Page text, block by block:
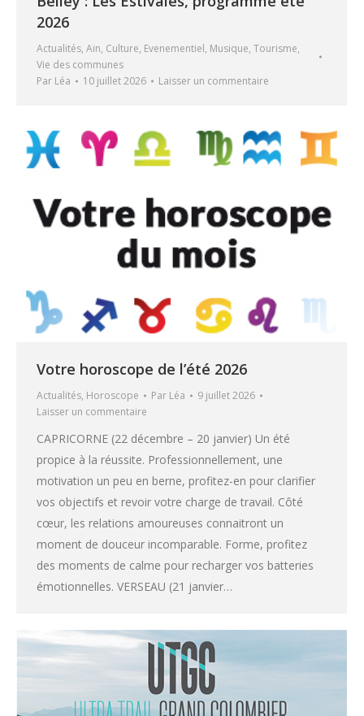
2026
Actualités, Ain, Culture, Evenementiel, Musique, Tourisme,
Vie des communes
Par Léa 10 juillet 2026 Laisser un commentaire
Votre horoscope de l’été 2026
Actualités, Horoscope Par Léa
9 juillet 2026
Laisser un commentaire
CAPRICORNE (22 décembre – 20 janvier) Un été
propice à la réussite. Professionnellement, une
motivation un peu en berne, profitez-en pour clarifier
vos objectifs et revoir votre charge de travail. Côté
cœur, les relations amoureuses connaitront un
moment de douceur incomparable. Forme, profitez
des moments de calme pour recharger vos batteries
émotionnelles. VERSEAU (21 janvier…